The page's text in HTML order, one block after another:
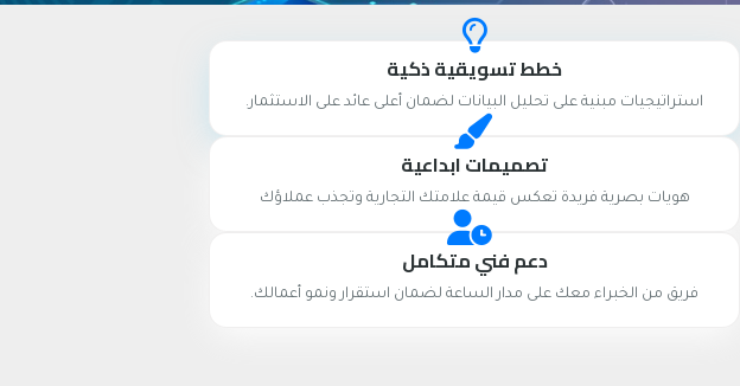
خطط تسويقية ذكية
استراتيجيات مبنية على تحليل البيانات لضمان أعلى عائد على الاستثمار.
تصميمات ابداعية
هويات بصرية فريدة تعكس قيمة علامتك التجارية وتجذب عملاؤك
دعم فني متكامل
فريق من الخبراء معك على مدار الساعة لضمان استقرار ونمو أعمالك.